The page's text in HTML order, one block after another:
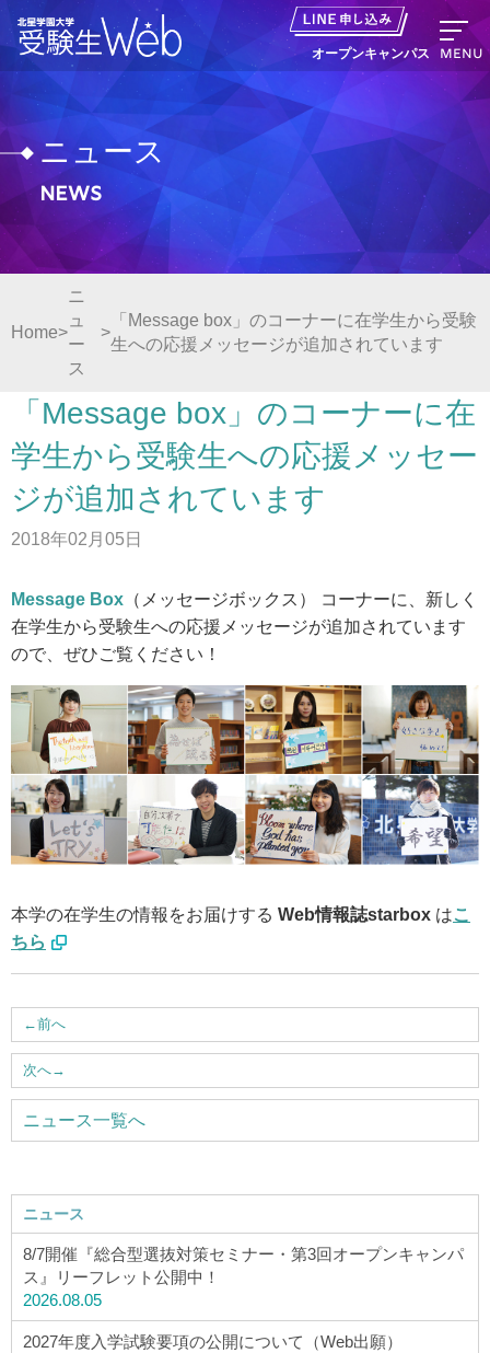
オープンキャンパス MENU
資料請求
出願の流れ
オープンキャンパス LINE申し込み
ニュース
デジタルパンフレット
アクセス
サイトマップ
入試情報
入試イベント
キャンパスライフ
就職・キャリア
学費・奨学金
大学公式サイト
〒004-8631 北海道札幌市厚別区大谷地西2-3-1
Tel：011-891-2731（代表）
サイトマップ
ニュース
News
Home
ニ
ュ
ー
ス
「Message box」のコーナーに在学生から受験
生への応援メッセージが追加されています
「Message box」のコーナーに在
学生から受験生への応援メッセー
ジが追加されています
2018年02月05日
Message Box （メッセージボックス） コーナーに、新しく
在学生から受験生への応援メッセージが追加されています
ので、ぜひご覧ください！
本学の在学生の情報をお届けする Web情報誌starbox はこ
ちら
←前へ
次へ→
ニュース一覧へ
ニュース
8/7開催『総合型選抜対策セミナー・第3回オープンキャンパ
ス』リーフレット公開中！
2026.08.05
2027年度入学試験要項の公開について（Web出願）